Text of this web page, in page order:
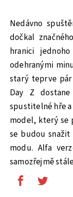
Nedávno
dočkal
hranici
odehranými
starý teprve
Day Z
spustitelné hře
model, který se
se budou
modu. Alfa
samozřejmě